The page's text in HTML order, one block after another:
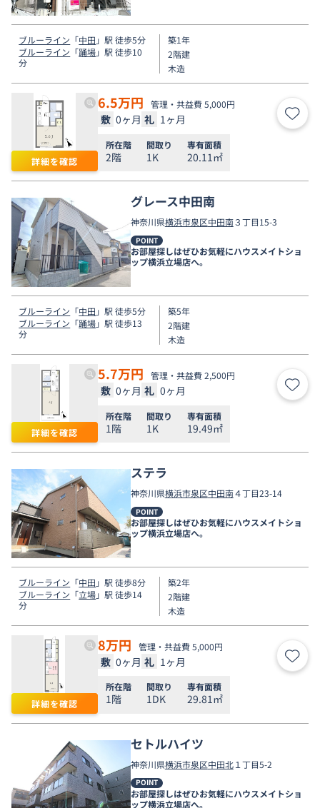
ブルーライン 「中田 」駅 徒歩5分
ブルーライン 「踊場」駅 徒歩10
分
築1年
2階建
木造
詳細を確認
6.5万円 管理・共益費 5,000円
敷 0ヶ月 礼 1ヶ月 お気
所在階
2階
間取り
1K
専有面積
20.11㎡
グレース中田南
神奈川県横浜市泉区中田南３丁目15-3
POINT
お部屋探しはぜひお気軽にハウスメイトショ
ップ横浜立場店へ。
ブルーライン 「中田 」駅 徒歩5分
ブルーライン 「踊場」駅 徒歩13
分
築5年
2階建
木造
詳細を確認
5.7万円 管理・共益費 2,500円
敷 0ヶ月 礼 0ヶ月 お気
所在階
1階
間取り
1K
専有面積
19.49㎡
ステラ
神奈川県横浜市泉区中田南４丁目23-14
POINT
お部屋探しはぜひお気軽にハウスメイトショ
ップ横浜立場店へ。
ブルーライン 「中田 」駅 徒歩8分
ブルーライン 「立場」駅 徒歩14
分
築2年
2階建
木造
詳細を確認
8万円 管理・共益費 5,000円
敷 0ヶ月 礼 1ヶ月 お気
所在階
1階
間取り
1DK
専有面積
29.81㎡
セトルハイツ
神奈川県横浜市泉区中田北１丁目5-2
POINT
お部屋探しはぜひお気軽にハウスメイトショ
ップ横浜立場店へ。